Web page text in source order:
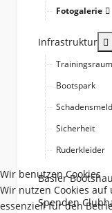
Fotogalerie
Infrastruktur
Trainingsraum
Bootspark
Sicherheit
Ruderkleider
Basler
Spenden
Wir benutzen Cookies
Wir nutzen Cookies
essenziell für den